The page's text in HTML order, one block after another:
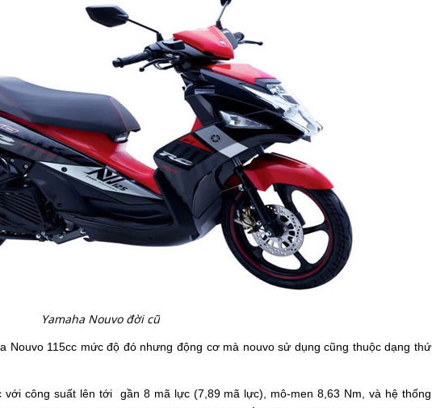
Yamaha Nouvo đời cũ
Nouvo 115cc mức độ đó nhưng động cơ mà nouvo sử dụng cũng thuộc dạng thứ
công suất lên tới gần 8 mã lực (7,89 mã lực), mô-men 8,63 Nm, và hệ thống